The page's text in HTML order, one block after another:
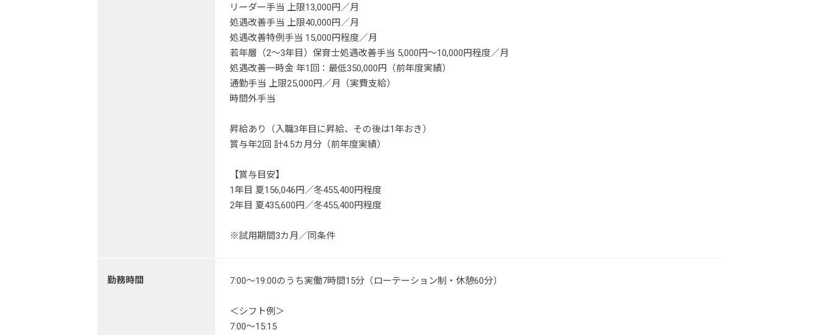
リーダー手当 上限13,000円／月
処遇改善手当 上限40,000円／月
処遇改善特例手当 15,000円程度／月
若年層（2～3年目）保育士処遇改善手当 5,000円～10,000円程度／月
処遇改善一時金 年1回：最低350,000円（前年度実績）
通勤手当 上限25,000円／月（実費支給）
時間外手当
昇給あり（入職3年目に昇給、その後は1年おき）
賞与年2回 計4.5カ月分（前年度実績）
【賞与目安】
1年目 夏156,046円／冬455,400円程度
2年目 夏435,600円／冬455,400円程度
※試用期間3カ月／同条件
勤務時間 7:00～19:00のうち実働7時間15分（ローテーション制・休憩60分）
＜シフト例＞
7:00～15:15